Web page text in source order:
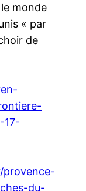
monde
« par
de
17-
du-